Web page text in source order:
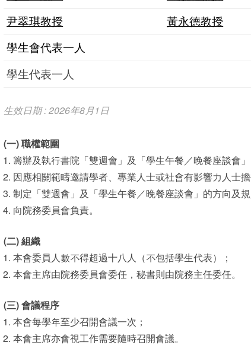
尹翠琪教授 黃永德教授
學生會代表一人
學生代表一人
生效日期 : 2026年8月1日
(一) 職權範圍
籌辦及執行書院「雙週會」及「學生午餐／晚餐座談會
因應相關範疇邀請學者、專業人士或社會有影響力人士
制定「雙週會」及「學生午餐／晚餐座談會」的方向及
向院務委員會負責。
(二) 組織
本會委員人數不得超過十八人（不包括學生代表）；
本會主席由院務委員會委任，秘書則由院務主任委任。
(三) 會議程序
本會每學年至少召開會議一次；
本會主席亦會視工作需要隨時召開會議。